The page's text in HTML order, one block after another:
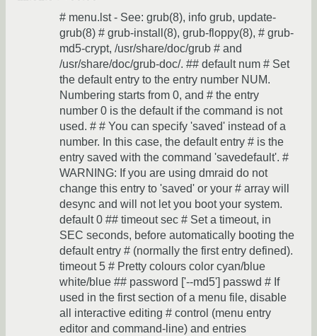
# menu.lst - See: grub(8), info grub, update-
grub(8) # grub-install(8), grub-floppy(8), # grub-
md5-crypt, /usr/share/doc/grub # and
/usr/share/doc/grub-doc/. ## default num # Set
the default entry to the entry number NUM.
Numbering starts from 0, and # the entry
number 0 is the default if the command is not
used. # # You can specify 'saved' instead of a
number. In this case, the default entry # is the
entry saved with the command 'savedefault'. #
WARNING: If you are using dmraid do not
change this entry to 'saved' or your # array will
desync and will not let you boot your system.
default 0 ## timeout sec # Set a timeout, in
SEC seconds, before automatically booting the
default entry # (normally the first entry defined).
timeout 5 # Pretty colours color cyan/blue
white/blue ## password ['--md5'] passwd # If
used in the first section of a menu file, disable
all interactive editing # control (menu entry
editor and command-line) and entries